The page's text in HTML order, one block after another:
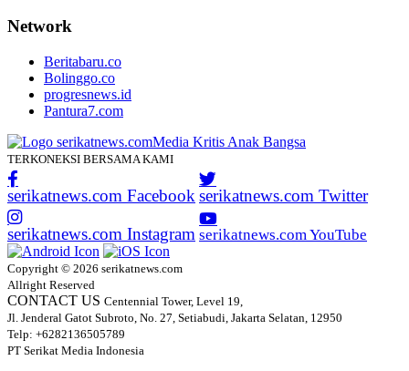
Network
Beritabaru.co
Bolinggo.co
progresnews.id
Pantura7.com
TERKONEKSI BERSAMA KAMI
serikatnews.com Facebook serikatnews.com Twitter
serikatnews.com Instagram serikatnews.com YouTube
Copyright © 2026 serikatnews.com
Allright Reserved
CONTACT US Centennial Tower, Level 19,
Jl. Jenderal Gatot Subroto, No. 27, Setiabudi, Jakarta Selatan, 12950
Telp: +6282136505789
PT Serikat Media Indonesia